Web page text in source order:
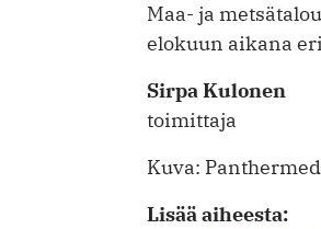
Maa- ja
elokuun aikana
Sirpa Kulonen
toimittaja
Kuva:
Lisää aiheesta: